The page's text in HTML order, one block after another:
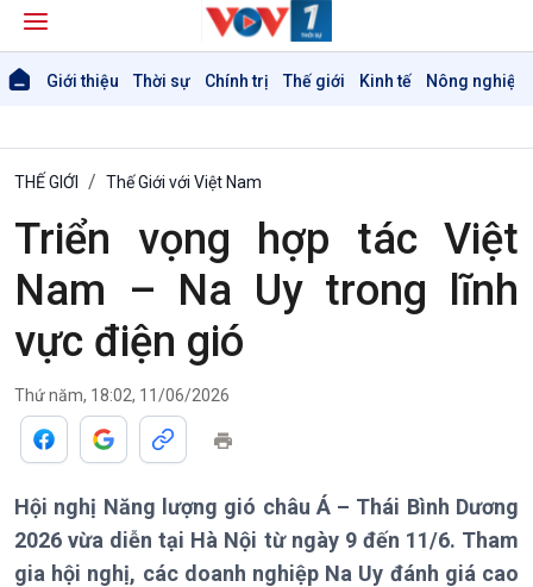
Giới thiệu Thời sự Chính trị Thế giới Kinh tế Nông nghiệp
THẾ GIỚI Thế Giới với Việt Nam
Triển vọng hợp tác Việt
Nam – Na Uy trong lĩnh
vực điện gió
Thứ năm, 18:02, 11/06/2026
Hội nghị Năng lượng gió châu Á – Thái Bình Dương
2026 vừa diễn tại Hà Nội từ ngày 9 đến 11/6. Tham
gia hội nghị, các doanh nghiệp Na Uy đánh giá cao